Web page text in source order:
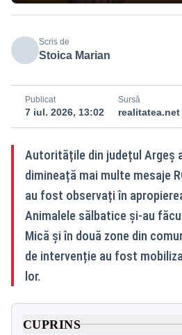
Scris de
Stoica Marian
Publicat
7 iul. 2026, 13:02
Sursă
realitatea.net
Autoritățile din județul Argeș
dimineață mai multe mesaje
au fost observați în
Animalele sălbatice și-au
Mică și în două zone din
de intervenție au fost
lor.
CUPRINS